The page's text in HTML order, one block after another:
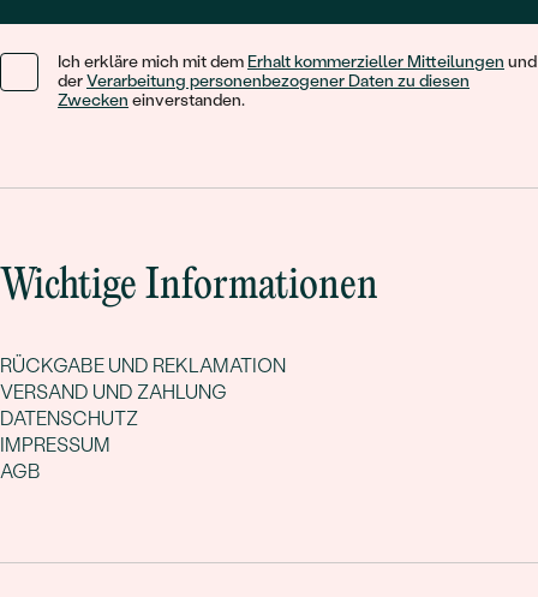
Ich erkläre mich mit dem Erhalt kommerzieller Mitteilungen und
derVerarbeitung personenbezogener Daten zu diesen
Zwecken einverstanden.
Wichtige Informationen
RÜCKGABE UND REKLAMATION
VERSAND UND ZAHLUNG
DATENSCHUTZ
IMPRESSUM
AGB